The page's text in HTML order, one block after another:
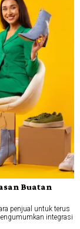
Buatan
penjual untuk terus
integrasi